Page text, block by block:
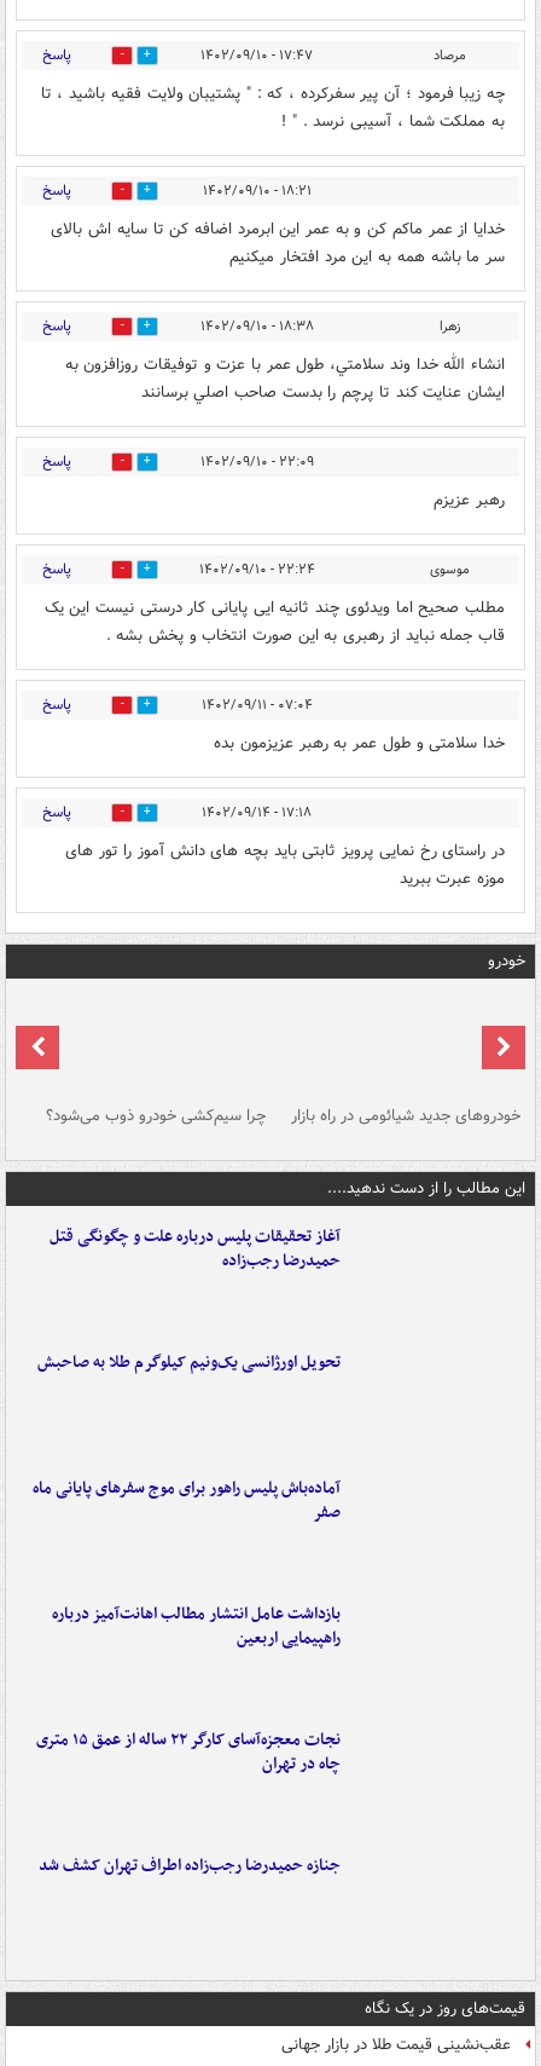
مرصاد ۱۷:۴۷ - ۱۴۰۲/۰۹/۱۰ 50 پاسخ
چه زیبا فرمود ؛ آن پیر سفرکرده ، که : " پشتیبان ولایت فقیه باشید ، تا
به مملکت شما ، آسیبی نرسد . " !
۱۸:۲۱ - ۱۴۰۲/۰۹/۱۰ 39 پاسخ
خدایا از عمر ماکم کن و به عمر این ابرمرد اضافه کن تا سایه اش بالای
سر ما باشه همه به این مرد افتخار میکنیم
زهرا ۱۸:۳۸ - ۱۴۰۲/۰۹/۱۰ 37 پاسخ
انشاء الله خدا وند سلامتي، طول عمر با عزت و توفيقات روزافزون به
ايشان عنايت كند تا پرچم را بدست صاحب اصلي برسانند
۲۲:۰۹ - ۱۴۰۲/۰۹/۱۰ 3 پاسخ
رهبر عزیزم
موسوی ۲۲:۲۴ - ۱۴۰۲/۰۹/۱۰ 0 پاسخ
مطلب صحیح اما ویدئوی چند ثانیه ایی پایانی کار درستی نیست این یک
قاب جمله نباید از رهبری به این صورت انتخاب و پخش بشه .
۰۷:۰۴ - ۱۴۰۲/۰۹/۱۱ 8 پاسخ
خدا سلامتی و طول عمر به رهبر عزیزمون بده
۱۷:۱۸ - ۱۴۰۲/۰۹/۱۴ 0 پاسخ
در راستای رخ نمایی پرویز ثابتی باید بچه های دانش آموز را تور های
موزه عبرت ببرید
خودرو
خودروهای جدید شیائومی در راه بازار چرا سیم‌کشی خودرو ذوب می‌شود؟
این مطالب را از دست ندهید....
آغاز تحقیقات پلیس درباره علت و چگونگی قتل
حمیدرضا رجب‌زاده
تحویل اورژانسی یک‌ونیم کیلوگرم طلا به صاحبش
آماده‌باش پلیس راهور برای موج سفرهای پایانی ماه
صفر
بازداشت عامل انتشار مطالب اهانت‌آمیز درباره
راهپیمایی اربعین
نجات معجزه‌آسای کارگر ۲۲ ساله از عمق ۱۵ متری
چاه در تهران
جنازه حمیدرضا رجب‌زاده اطراف تهران کشف شد
قیمت‌های روز در یک نگاه
عقب‌نشینی قیمت طلا در بازار جهانی